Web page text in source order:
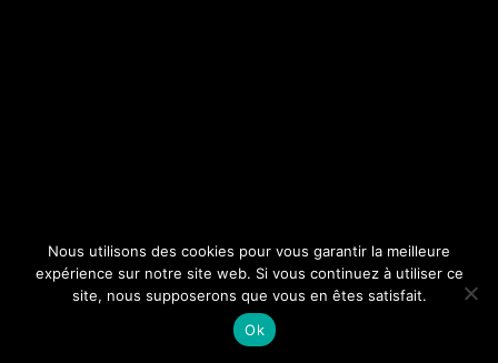
Nous utilisons des cookies pour vous garantir la meilleure
expérience sur notre site web. Si vous continuez à utiliser ce
site, nous supposerons que vous en êtes satisfait.
Ok